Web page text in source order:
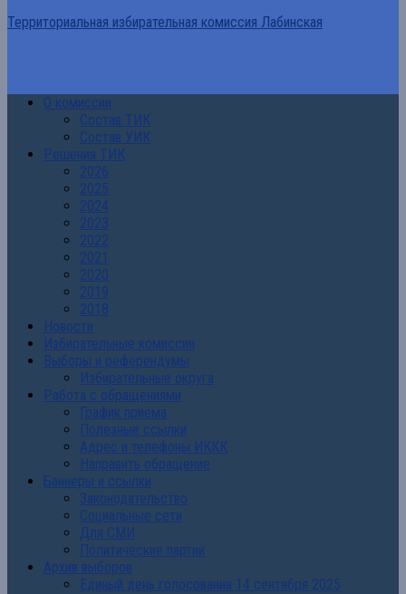
Территориальная избирательная комиссия Лабинская
О комиссии
Состав ТИК
Состав УИК
Решения ТИК
2026
2025
2024
2023
2022
2021
2020
2019
2018
Новости
Избирательные комиссии
Выборы и референдумы
Избирательные округа
Работа с обращениями
График приема
Полезные ссылки
Адрес и телефоны ИККК
Направить обращение
Баннеры и ссылки
Законодательство
Социальные сети
Для СМИ
Политические партии
Архив выборов
Единый день голосования 14 сентября 2025